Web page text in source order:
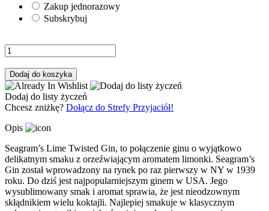
Zakup jednorazowy
Subskrybuj
Dodaj do koszyka
Dodaj do listy życzeń
Chcesz zniżkę? Dołącz do Strefy Przyjaciół!
Opis
Seagram’s Lime Twisted Gin, to połączenie ginu o wyjątkowo
delikatnym smaku z orzeźwiającym aromatem limonki. Seagram’s
Gin został wprowadzony na rynek po raz pierwszy w NY w 1939
roku. Do dziś jest najpopularniejszym ginem w USA. Jego
wysublimowany smak i aromat sprawia, że jest nieodzownym
skłądnikiem wielu koktajli. Najlepiej smakuje w klasycznym